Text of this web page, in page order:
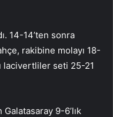
14-14’ten sonra
rakibine molayı 18-
lacivertliler seti 25-21
9-6’lık